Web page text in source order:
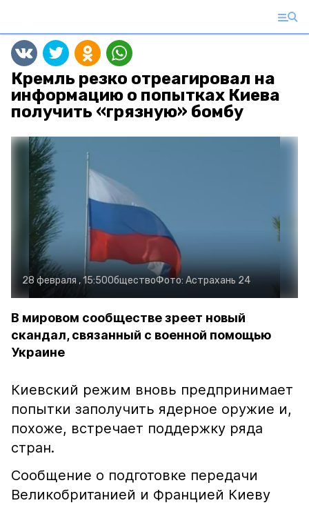
Кремль резко отреагировал на
информацию о попытках Киева
получить «грязную» бомбу
28 февраля , 15:50ОбществоФото: Астрахань 24
В мировом сообществе зреет новый
скандал, связанный с военной помощью
Украине
Киевский режим вновь предпринимает
попытки заполучить ядерное оружие и,
похоже, встречает поддержку ряда
стран.
Сообщение о подготовке передачи
Великобританией и Францией Киеву